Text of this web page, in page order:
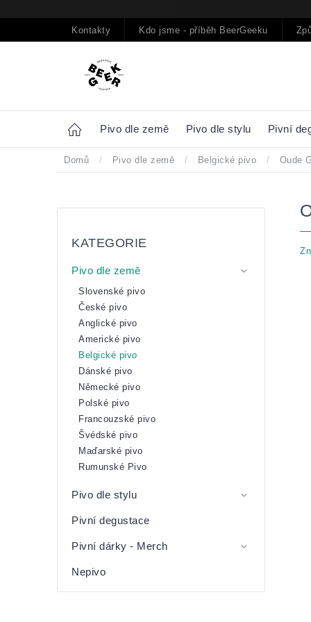
na
Kontakty Kdo jsme - příběh BeerGeeku
Home Pivo dle země Pivo dle stylu Pivní
Domů / Pivo dle země / Belgické pivo / Oude
panel
KATEGORIE
Pivo dle země
Slovenské pivo
České pivo
Anglické pivo
Americké pivo
Belgické pivo
Dánské pivo
Německé pivo
Polské pivo
Francouzské pivo
Švédské pivo
Maďarské pivo
Rumunské Pivo
Pivo dle stylu
Pivní degustace
Pivní dárky - Merch
Nepivo